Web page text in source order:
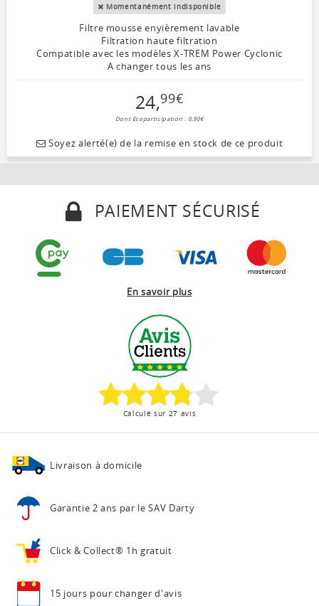
Momentanément indisponible
Filtre mousse enyièrement lavable
Filtration haute filtration
Compatible avec les modèles X-TREM Power Cyclonic
A changer tous les ans
24,99€
Dont Ecoparticipation : 0,90€
Soyez alerté(e) de la remise en stock de ce produit
PAIEMENT SÉCURISÉ
En savoir plus
Calculé sur 27 avis
Livraison à domicile
Garantie 2 ans par le SAV Darty
Click & Collect® 1h gratuit
15 jours pour changer d'avis